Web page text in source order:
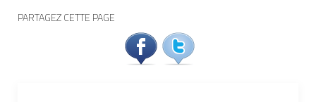
PARTAGEZ CETTE PAGE